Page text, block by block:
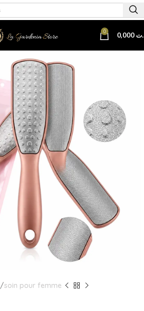
0
soin pour femme